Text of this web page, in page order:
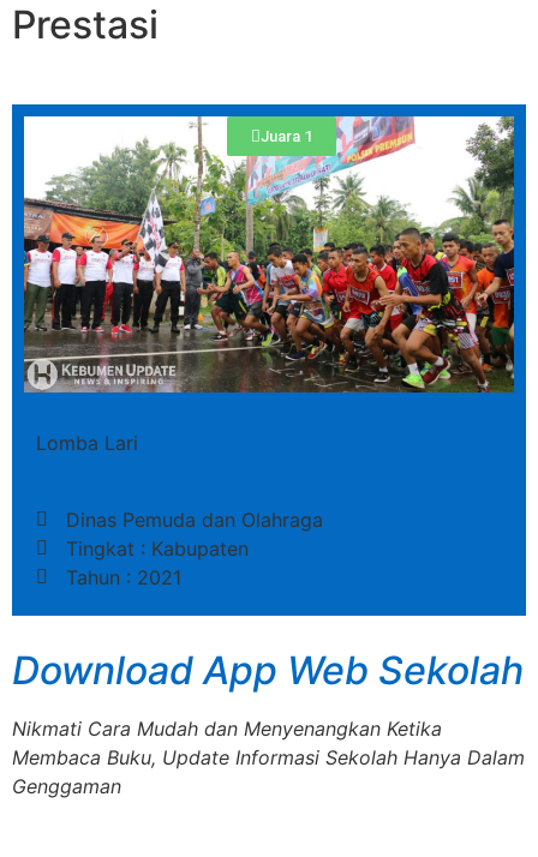
Prestasi
Juara 1
Lomba Lari
Dinas Pemuda dan Olahraga
Tingkat : Kabupaten
Tahun : 2021
Download App Web Sekolah
Nikmati Cara Mudah dan Menyenangkan Ketika
Membaca Buku, Update Informasi Sekolah Hanya Dalam
Genggaman